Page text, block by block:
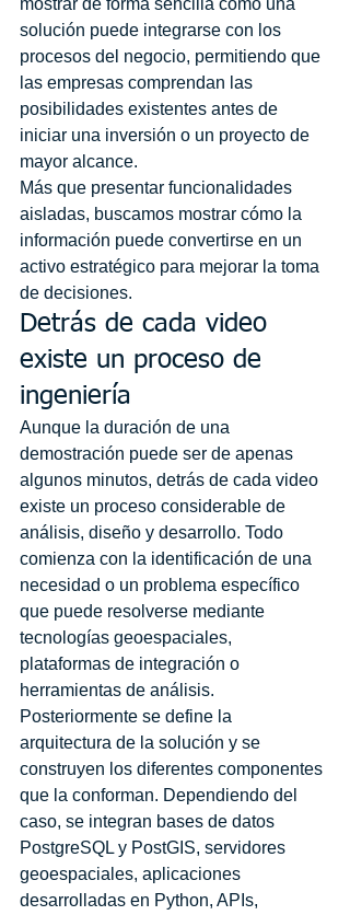
mostrar de forma sencilla cómo una
solución puede integrarse con los
procesos del negocio, permitiendo que
las empresas comprendan las
posibilidades existentes antes de
iniciar una inversión o un proyecto de
mayor alcance.
Más que presentar funcionalidades
aisladas, buscamos mostrar cómo la
información puede convertirse en un
activo estratégico para mejorar la toma
de decisiones.
Detrás de cada video
existe un proceso de
ingeniería
Aunque la duración de una
demostración puede ser de apenas
algunos minutos, detrás de cada video
existe un proceso considerable de
análisis, diseño y desarrollo. Todo
comienza con la identificación de una
necesidad o un problema específico
que puede resolverse mediante
tecnologías geoespaciales,
plataformas de integración o
herramientas de análisis.
Posteriormente se define la
arquitectura de la solución y se
construyen los diferentes componentes
que la conforman. Dependiendo del
caso, se integran bases de datos
PostgreSQL y PostGIS, servidores
geoespaciales, aplicaciones
desarrolladas en Python, APIs,